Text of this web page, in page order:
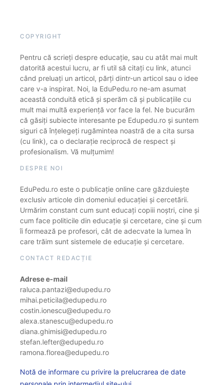
COPYRIGHT
Pentru că scrieți despre educație, sau cu atât mai mult
datorită acestui lucru, ar fi util să citați cu link, atunci
când preluați un articol, părți dintr-un articol sau o idee
care v-a inspirat. Noi, la EduPedu.ro ne-am asumat
această conduită etică și sperăm că și publicațiile cu
mult mai multă experiență vor face la fel. Ne bucurăm
că găsiți subiecte interesante pe Edupedu.ro și suntem
siguri că înțelegeți rugămintea noastră de a cita sursa
(cu link), ca o declarație reciprocă de respect și
profesionalism. Vă mulțumim!
DESPRE NOI
EduPedu.ro este o publicație online care găzduiește
exclusiv articole din domeniul educației și cercetării.
Urmărim constant cum sunt educați copiii noștri, cine și
cum face politicile din educație și cercetare, cine și cum
îi formează pe profesori, cât de adecvate la lumea în
care trăim sunt sistemele de educație și cercetare.
CONTACT REDACȚIE
Adrese e-mail
raluca.pantazi@edupedu.ro
mihai.peticila@edupedu.ro
costin.ionescu@edupedu.ro
alexa.stanescu@edupedu.ro
diana.ghimisi@edupedu.ro
stefan.lefter@edupedu.ro
ramona.florea@edupedu.ro
Notă de informare cu privire la prelucrarea de date